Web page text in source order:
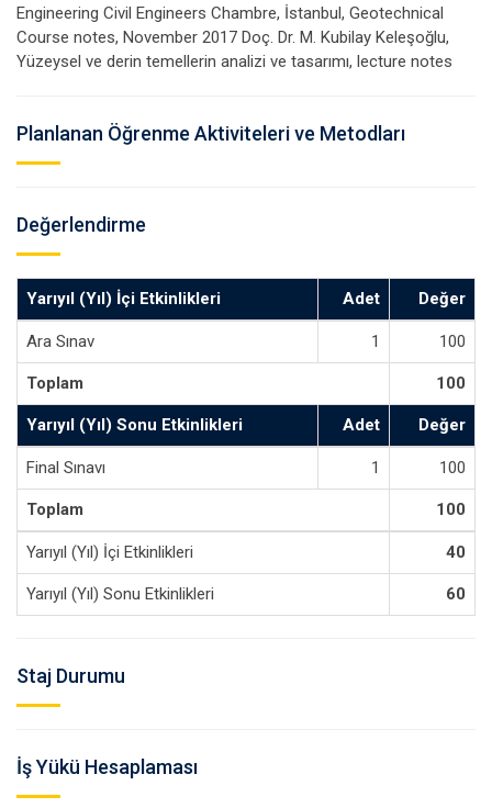
Engineering Civil Engineers Chambre, İstanbul, Geotechnical
Course notes, November 2017 Doç. Dr. M. Kubilay Keleşoğlu,
Yüzeysel ve derin temellerin analizi ve tasarımı, lecture notes
Planlanan Öğrenme Aktiviteleri ve Metodları
Değerlendirme
Yarıyıl (Yıl) İçi Etkinlikleri Adet Değer
Ara Sınav 1 100
Toplam 100
Yarıyıl (Yıl) Sonu Etkinlikleri Adet Değer
Final Sınavı 1 100
Toplam 100
Yarıyıl (Yıl) İçi Etkinlikleri 40
Yarıyıl (Yıl) Sonu Etkinlikleri 60
Staj Durumu
İş Yükü Hesaplaması